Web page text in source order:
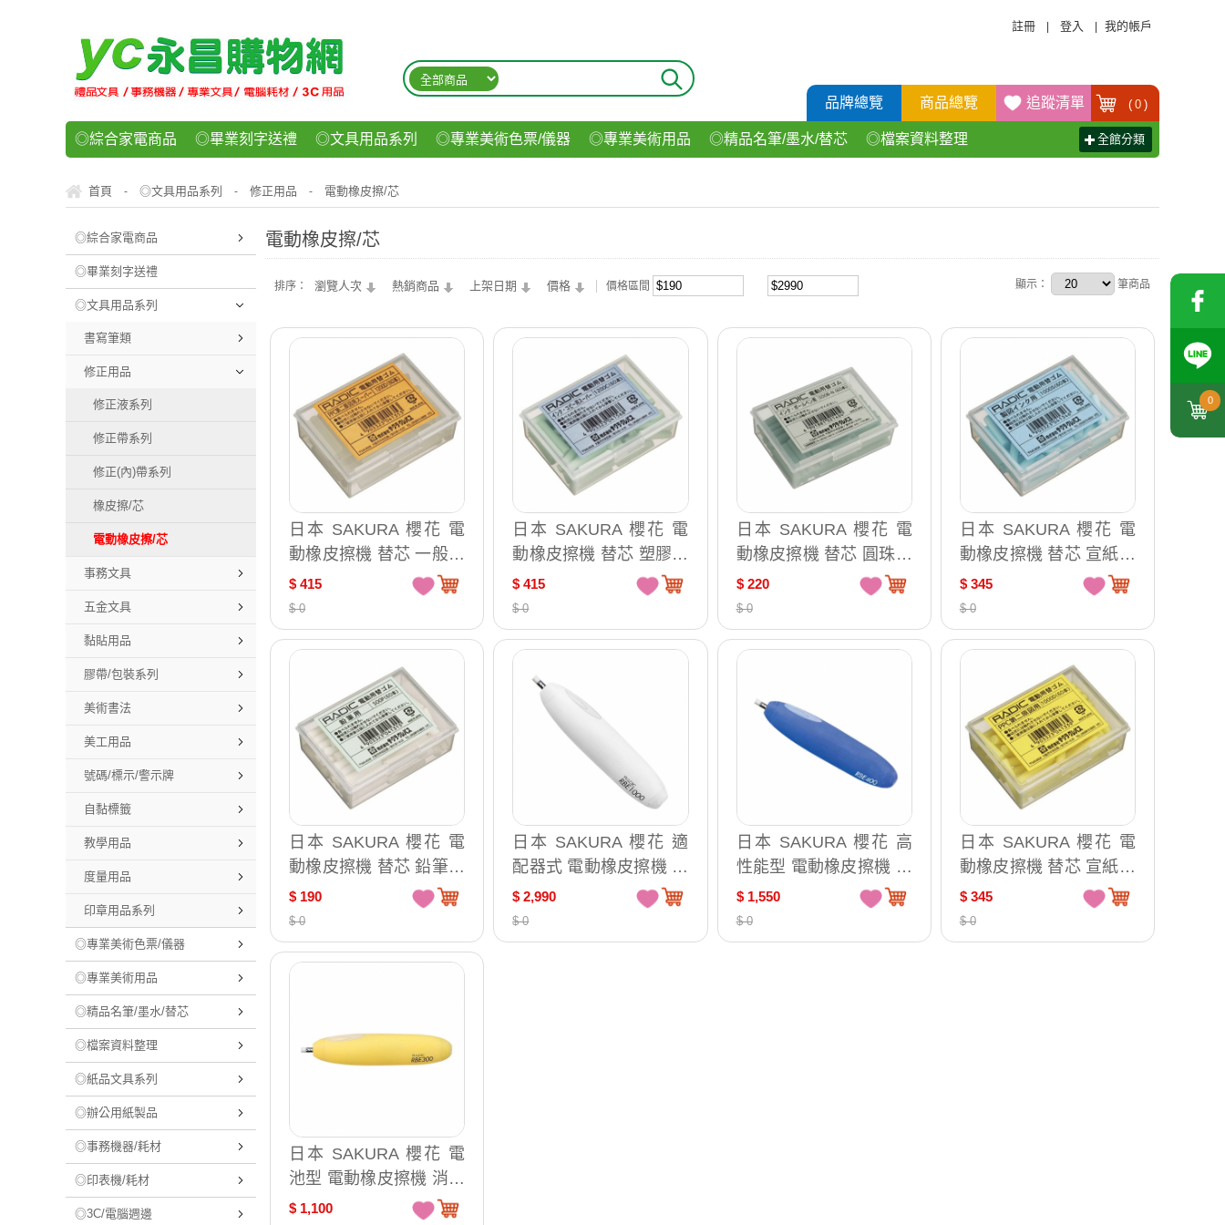
0
註冊 登入 我的帳戶
品牌總覽 商品總覽 追蹤清單 ( 0 )
◎綜合家電商品 ◎畢業刻字送禮 ◎文具用品系列 ◎專業美術色票/儀器 ◎專業美術用品 ◎精品名筆/墨水/替芯 ◎檔案資料整理
◎運動/休閒/樂器 ◎客製化禮贈品 ◎食品/零食/飲料
全館分類
首頁 - ◎文具用品系列 - 修正用品 - 電動橡皮擦/芯
◎綜合家電商品
◎畢業刻字送禮
◎文具用品系列
書寫筆類
修正用品
修正液系列
修正帶系列
修正(內)帶系列
橡皮擦/芯
電動橡皮擦/芯
事務文具
五金文具
黏貼用品
膠帶/包裝系列
美術書法
美工用品
號碼/標示/警示牌
自黏標籤
教學用品
度量用品
印章用品系列
◎專業美術色票/儀器
◎專業美術用品
◎精品名筆/墨水/替芯
◎檔案資料整理
◎紙品文具系列
◎辦公用紙製品
◎事務機器/耗材
◎印表機/耗材
◎3C/電腦週邊
電動橡皮擦/芯
排序： 瀏覽人次 熱銷商品 上架日期 價格 價格區間 顯示： 筆商品
日本 SAKURA 櫻花 電
動橡皮擦機 替芯 一般印
刷墨水專用 橡皮擦條 日
本原裝 60支 /盒 1200D
$ 415
$ 0
日本 SAKURA 櫻花 電
動橡皮擦機 替芯 塑膠材
質表面用擦拭 橡皮擦條
日本原裝 60支 /盒 1200
C
$ 415
$ 0
日本 SAKURA 櫻花 電
動橡皮擦機 替芯 圓珠筆
專用 橡皮擦條 日本原裝
60支 /盒 500B-N
$ 220
$ 0
日本 SAKURA 櫻花 電
動橡皮擦機 替芯 宣紙製
圖用擦拭 橡皮擦條 日本
原裝 60支 /盒 1000S
$ 345
$ 0
日本 SAKURA 櫻花 電
動橡皮擦機 替芯 鉛筆專
用 橡皮擦條 日本原裝 6
0支 /盒 500P
$ 190
$ 0
日本 SAKURA 櫻花 適
配器式 電動橡皮擦機 消
字機 日本原裝 /台 RBE1
000
$ 2,990
$ 0
日本 SAKURA 櫻花 高
性能型 電動橡皮擦機 消
字機 日本原裝 /台 RBE4
00
$ 1,550
$ 0
日本 SAKURA 櫻花 電
動橡皮擦機 替芯 宣紙印
表機墨水擦拭 橡皮擦條
日本原裝 60支 /盒 1000
D
$ 345
$ 0
日本 SAKURA 櫻花 電
池型 電動橡皮擦機 消字
機 日本原裝 /台 RBE30
$ 1,100